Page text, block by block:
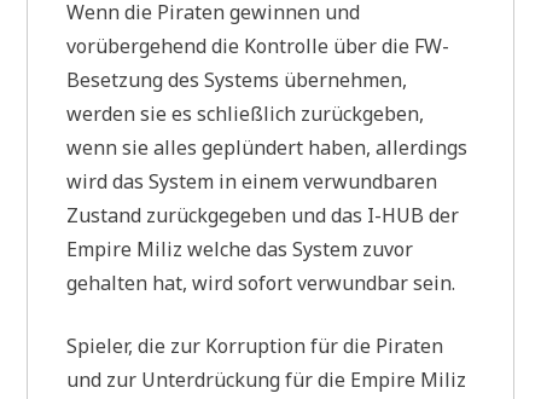
Wenn die Piraten gewinnen und
vorübergehend die Kontrolle über die FW-
Besetzung des Systems übernehmen,
werden sie es schließlich zurückgeben,
wenn sie alles geplündert haben, allerdings
wird das System in einem verwundbaren
Zustand zurückgegeben und das I-HUB der
Empire Miliz welche das System zuvor
gehalten hat, wird sofort verwundbar sein.
Spieler, die zur Korruption für die Piraten
und zur Unterdrückung für die Empire Miliz